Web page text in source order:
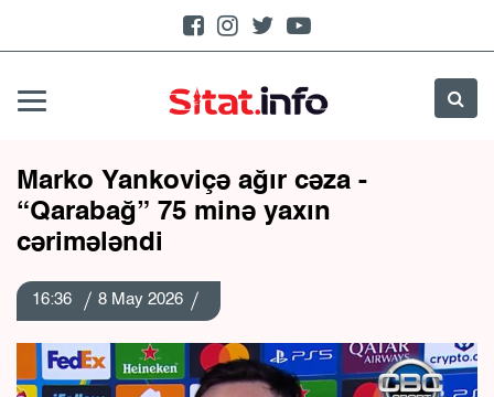
Marko Yankoviçə ağır cəza -
“Qarabağ” 75 minə yaxın
cərimələndi
16:36 8 May 2026